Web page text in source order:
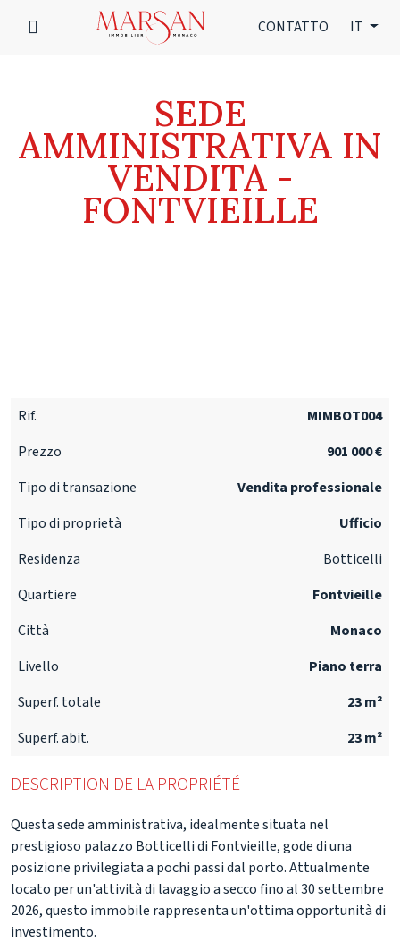
CONTATTO IT
SEDE
AMMINISTRATIVA IN
VENDITA -
FONTVIEILLE
Rif.
MIMBOT004
Prezzo
901 000 €
Tipo di transazione
Vendita professionale
Tipo di proprietà
Ufficio
Residenza
Botticelli
Quartiere
Fontvieille
Città
Monaco
Livello
Piano terra
Superf. totale
23 m²
Superf. abit.
23 m²
DESCRIPTION DE LA PROPRIÉTÉ
Questa sede amministrativa, idealmente situata nel
prestigioso palazzo Botticelli di Fontvieille, gode di una
posizione privilegiata a pochi passi dal porto. Attualmente
locato per un'attività di lavaggio a secco fino al 30 settembre
2026, questo immobile rappresenta un'ottima opportunità di
investimento.